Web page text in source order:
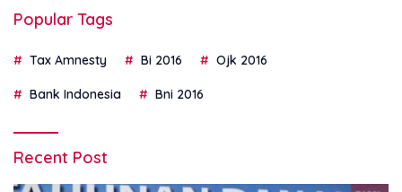
Popular Tags
Tax Amnesty Bi 2016 Ojk 2016
Bank Indonesia Bni 2016
Recent Post